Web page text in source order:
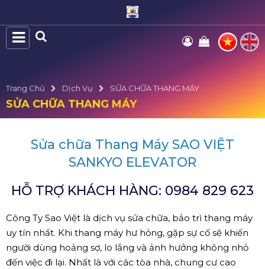
Trang Chủ Dịch Vụ SỬA CHỮA THANG MÁY
SỬA CHỮA THANG MÁY
Sửa chữa Thang Máy SAO VIỆT
SANKYO ELEVATOR
HỖ TRỢ KHÁCH HÀNG: 0984 829 623
Công Ty Sao Việt là dịch vụ sửa chữa, bảo trì thang máy
uy tín nhất. Khi thang máy hư hỏng, gặp sự cố sẽ khiến
người dùng hoảng sợ, lo lắng và ảnh hưởng không nhỏ
đến việc đi lại. Nhất là với các tòa nhà, chung cư cao